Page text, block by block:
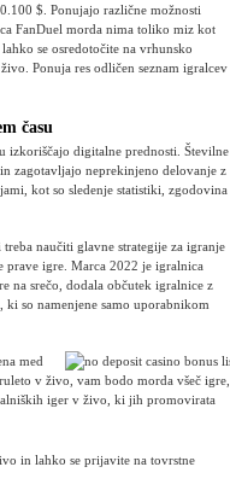
$. Ponujajo različne možnosti
FanDuel morda nima toliko miz kot
se osredotočite na vrhunsko
Ponuja res odličen seznam igralcev
času
digitalne prednosti. Številne
zagotavljajo neprekinjeno delovanje z
kot so sledenje statistiki, zgodovina
naučiti glavne strategije za igranje
prave igre. Marca 2022 je igralnica
na srečo, dodala občutek igralnice z
so namenjene samo uporabnikom
med
v živo, vam bodo morda všeč igre,
iger v živo, ki jih promovirata
in lahko se prijavite na tovrstne